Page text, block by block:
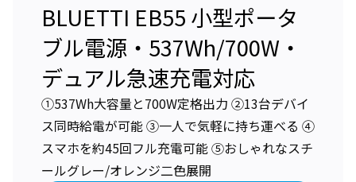
BLUETTI EB55 小型ポータ
ブル電源・537Wh/700W・
デュアル急速充電対応
①537Wh大容量と700W定格出力 ②13台デバイ
ス同時給電が可能 ③一人で気軽に持ち運べる ④
スマホを約45回フル充電可能 ⑤おしゃれなスチ
ールグレー/オレンジ二色展開